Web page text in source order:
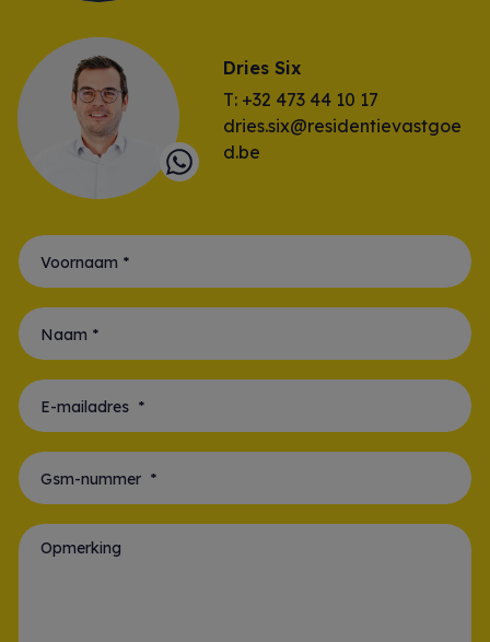
Dries Six
T: +32 473 44 10 17
dries.six@residentievastgoe
d.be